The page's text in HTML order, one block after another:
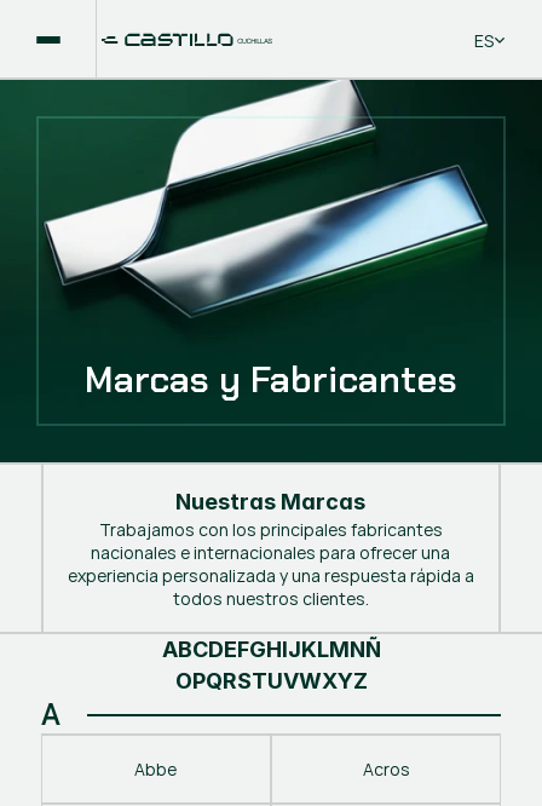
Select
ES
Nuestras Marcas
Trabajamos con los principales fabricantes
nacionales e internacionales para ofrecer una
experiencia personalizada y una respuesta rápida a
todos nuestros clientes.
A
Abbe Acros
ABCDEFGHIJKLMNÑ
OPQRSTUVWXYZ
Marcas y Fabricantes